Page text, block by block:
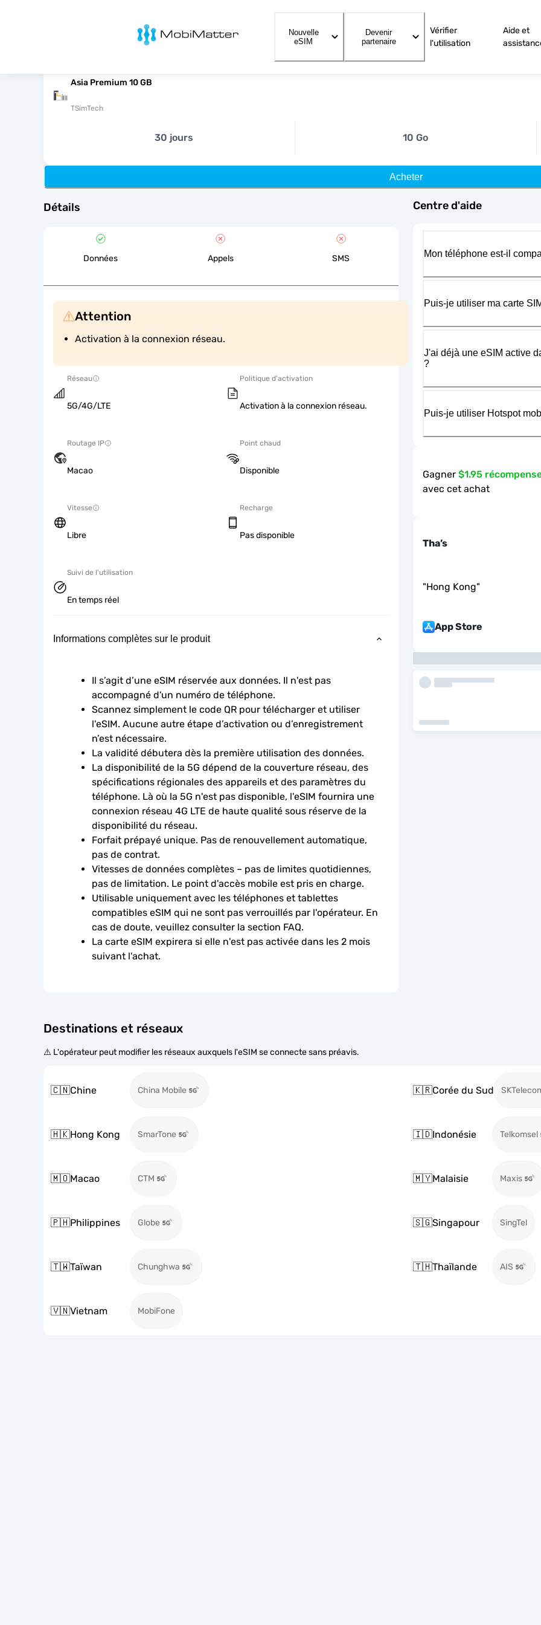
MobiMatter
Nouvelle
eSIM
Devenir
partenaire
Vérifier
l'utilisation
Aide et
Asia Premium 10 GB
TSimTech
30 jours 10 Go
Acheter
Détails
Données Appels SMS
Attention
Activation à la connexion réseau.
Réseau
5G/4G/LTE
Politique d'activation
Activation à la connexion réseau.
Routage IP
Macao
Point chaud
Disponible
Vitesse
Libre
Recharge
Pas disponible
Suivi de l'utilisation
En temps réel
Informations complètes sur le produit
Il s’agit d’une eSIM réservée aux données. Il n'est pas
accompagné d'un numéro de téléphone.
Scannez simplement le code QR pour télécharger et utiliser
l'eSIM. Aucune autre étape d’activation ou d’enregistrement
n’est nécessaire.
La validité débutera dès la première utilisation des données.
La disponibilité de la 5G dépend de la couverture réseau, des
spécifications régionales des appareils et des paramètres du
téléphone. Là où la 5G n'est pas disponible, l'eSIM fournira une
connexion réseau 4G LTE de haute qualité sous réserve de la
disponibilité du réseau.
Forfait prépayé unique. Pas de renouvellement automatique,
pas de contrat.
Vitesses de données complètes – pas de limites quotidiennes,
pas de limitation. Le point d'accès mobile est pris en charge.
Utilisable uniquement avec les téléphones et tablettes
compatibles eSIM qui ne sont pas verrouillés par l'opérateur. En
cas de doute, veuillez consulter la section FAQ.
La carte eSIM expirera si elle n'est pas activée dans les 2 mois
suivant l'achat.
Destinations et réseaux
⚠️ L'opérateur peut modifier les réseaux auxquels l'eSIM se connecte sans préavis.
🇨🇳Chine China Mobile 🇰🇷Corée du Sud
🇭🇰Hong Kong SmarTone 🇮🇩Indonésie Telkomsel
🇲🇴Macao CTM 🇲🇾Malaisie Maxis
🇵🇭Philippines Globe 🇸🇬Singapour SingTel
🇹🇼Taïwan Chunghwa 🇹🇭Thaïlande AIS
🇻🇳Vietnam MobiFone
Centre d'aide
Mon téléphone est-il
Puis-je utiliser ma carte
J'ai déjà une eSIM active
?
Puis-je utiliser Hotspot
Gagner $1.95
avec cet achat
Tha’s
"Hong Kong"
App Store